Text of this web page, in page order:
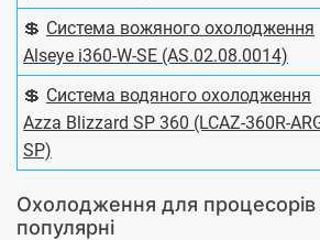
💲 Система вожяного охолодження
Alseye i360-W-SE (AS.02.08.0014)
💲 Система водяного охолодження
Azza Blizzard SP 360 (LCAZ-360R-
SP)
Охолодження для процесорів
популярні